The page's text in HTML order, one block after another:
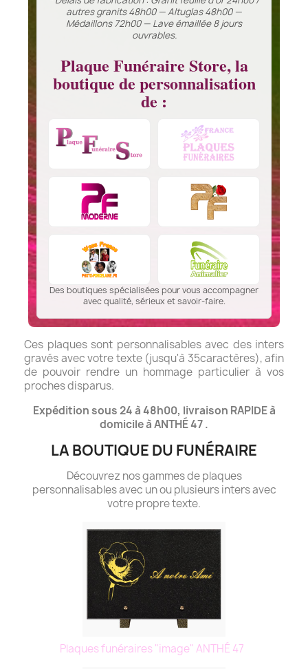
autres granits 48h00 — Altuglas 48h00 —
Médaillons 72h00 — Lave émaillée 8 jours
ouvrables.
Plaque Funéraire Store, la
boutique de personnalisation
de :
Des boutiques spécialisées pour vous accompagner
avec qualité, sérieux et savoir-faire.
Ces plaques sont personnalisables avec des inters
gravés avec votre texte (jusqu'à 35caractères), afin
de pouvoir rendre un hommage particulier à vos
proches disparus.
Expédition sous 24 à 48h00, livraison RAPIDE à
domicile à ANTHÉ 47 .
LA BOUTIQUE DU FUNÉRAIRE
Découvrez nos gammes de plaques
personnalisables avec un ou plusieurs inters avec
votre propre texte.
Plaques funéraires "image" ANTHÉ 47